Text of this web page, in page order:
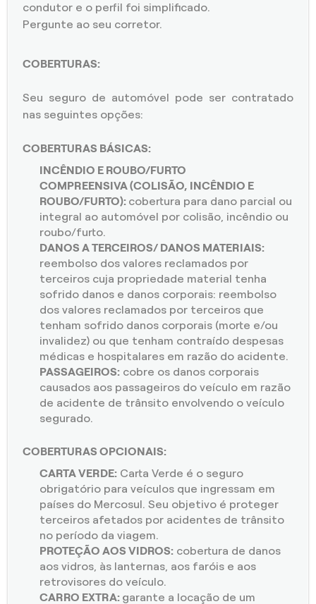
condutor e o perfil foi simplificado.
Pergunte ao seu corretor.
COBERTURAS:
Seu seguro de automóvel pode ser contratado
nas seguintes opções:
COBERTURAS BÁSICAS:
INCÊNDIO E ROUBO/FURTO
COMPREENSIVA (COLISÃO, INCÊNDIO E
ROUBO/FURTO): cobertura para dano parcial ou
integral ao automóvel por colisão, incêndio ou
roubo/furto.
DANOS A TERCEIROS/ DANOS MATERIAIS:
reembolso dos valores reclamados por
terceiros cuja propriedade material tenha
sofrido danos e danos corporais: reembolso
dos valores reclamados por terceiros que
tenham sofrido danos corporais (morte e/ou
invalidez) ou que tenham contraído despesas
médicas e hospitalares em razão do acidente.
PASSAGEIROS: cobre os danos corporais
causados aos passageiros do veículo em razão
de acidente de trânsito envolvendo o veículo
segurado.
COBERTURAS OPCIONAIS:
CARTA VERDE: Carta Verde é o seguro
obrigatório para veículos que ingressam em
países do Mercosul. Seu objetivo é proteger
terceiros afetados por acidentes de trânsito
no período da viagem.
PROTEÇÃO AOS VIDROS: cobertura de danos
aos vidros, às lanternas, aos faróis e aos
retrovisores do veículo.
CARRO EXTRA: garante a locação de um